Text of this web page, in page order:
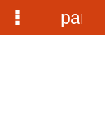
Menu
panel